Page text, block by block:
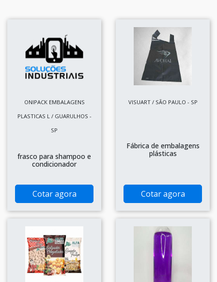
ONIPACK EMBALAGENS
PLASTICAS L / GUARULHOS -
SP
frasco para shampoo e
condicionador
Cotar agora
VISUART / SÃO PAULO - SP
Fábrica de embalagens
plásticas
Cotar agora